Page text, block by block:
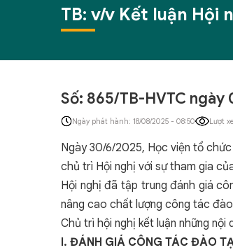
TB: v/v Kết luận Hội
Số: 865/TB-HVTC ngày
Ngày phát hành: 18/08/2025 - 08:50 Lượt
Ngày 30/6/2025, Học viện tổ
chủ trì Hội nghị với sự tham gia
Hội nghị đã tập trung đánh giá
nâng cao chất lượng công tác
Chủ trì hội nghị kết luận những nội
I. ĐÁNH GIÁ CÔNG TÁC ĐÀO